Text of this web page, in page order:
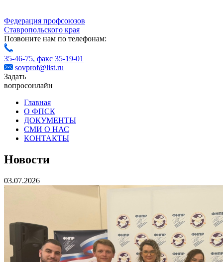
Федерация профсоюзов
Ставропольского края
Позвоните нам по телефонам:
35-46-75, факс 35-19-01
sovprof@list.ru
Задать
вопросонлайн
Главная
О ФПСК
ДОКУМЕНТЫ
СМИ О НАС
КОНТАКТЫ
Новости
03.07.2026